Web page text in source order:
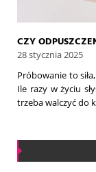
CZY
28 stycznia 2025
Próbowanie to
Ile razy w życiu
trzeba walczyć do